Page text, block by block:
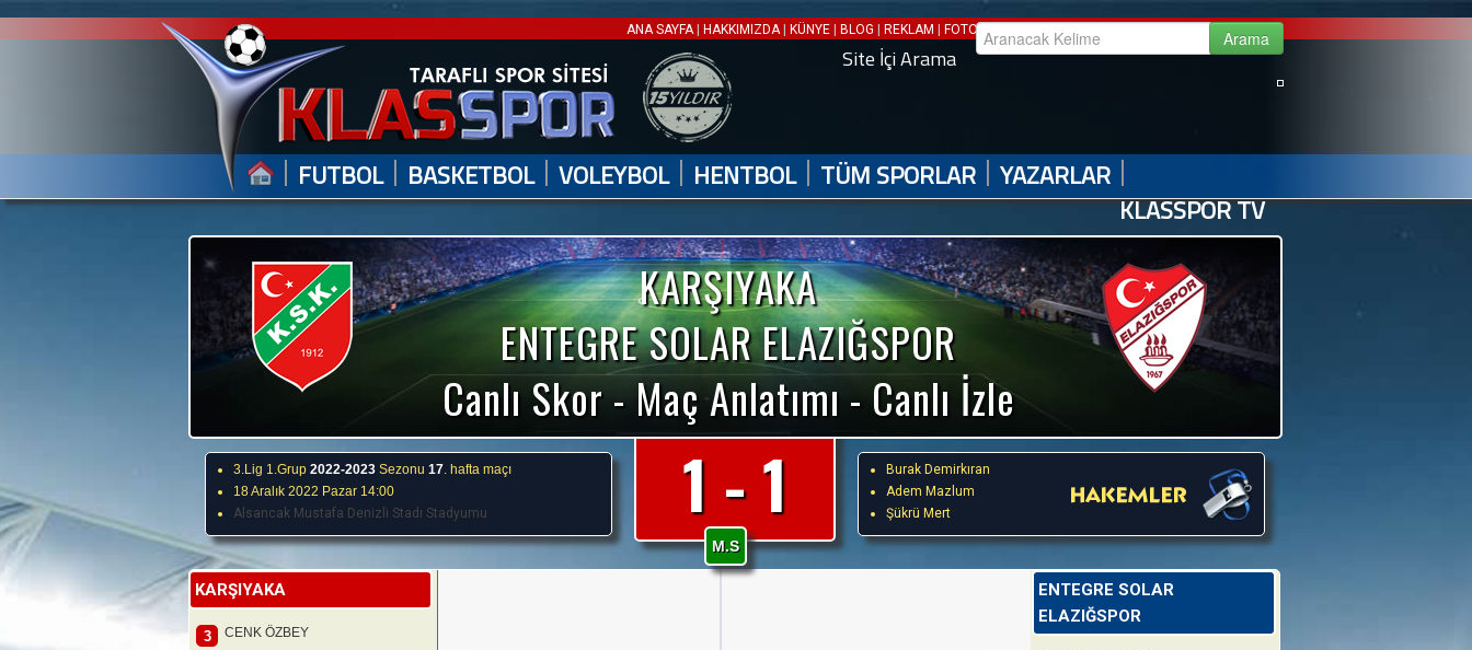
ANA SAYFA| HAKKIMIZDA| KÜNYE | BLOG | REKLAM | FOTO GALERİ VİDEO GALERİ HABER ARŞİVİ |İLETİŞİM |
Site İçi Arama
| FUTBOL | BASKETBOL | VOLEYBOL | HENTBOL | TÜM SPORLAR | YAZARLAR |
KLASSPOR TV
KARŞIYAKA
ENTEGRE SOLAR ELAZIĞSPOR
Canlı Skor - Maç Anlatımı - Canlı İzle
3.Lig 1.Grup 2022-2023 Sezonu 17. hafta maçı
18 Aralık 2022 Pazar 14:00
Alsancak Mustafa Denizli Stadı Stadyumu
1 - 1
Burak Demirkıran
Adem Mazlum
Şükrü Mert
KARŞIYAKA
3 CENK ÖZBEY
M.S
ENTEGRE SOLAR
ELAZIĞSPOR